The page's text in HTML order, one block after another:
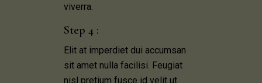
viverra.
Step 4 :
Elit at imperdiet dui accumsan
sit amet nulla facilisi. Feugiat
nisl pretium fusce id velit ut